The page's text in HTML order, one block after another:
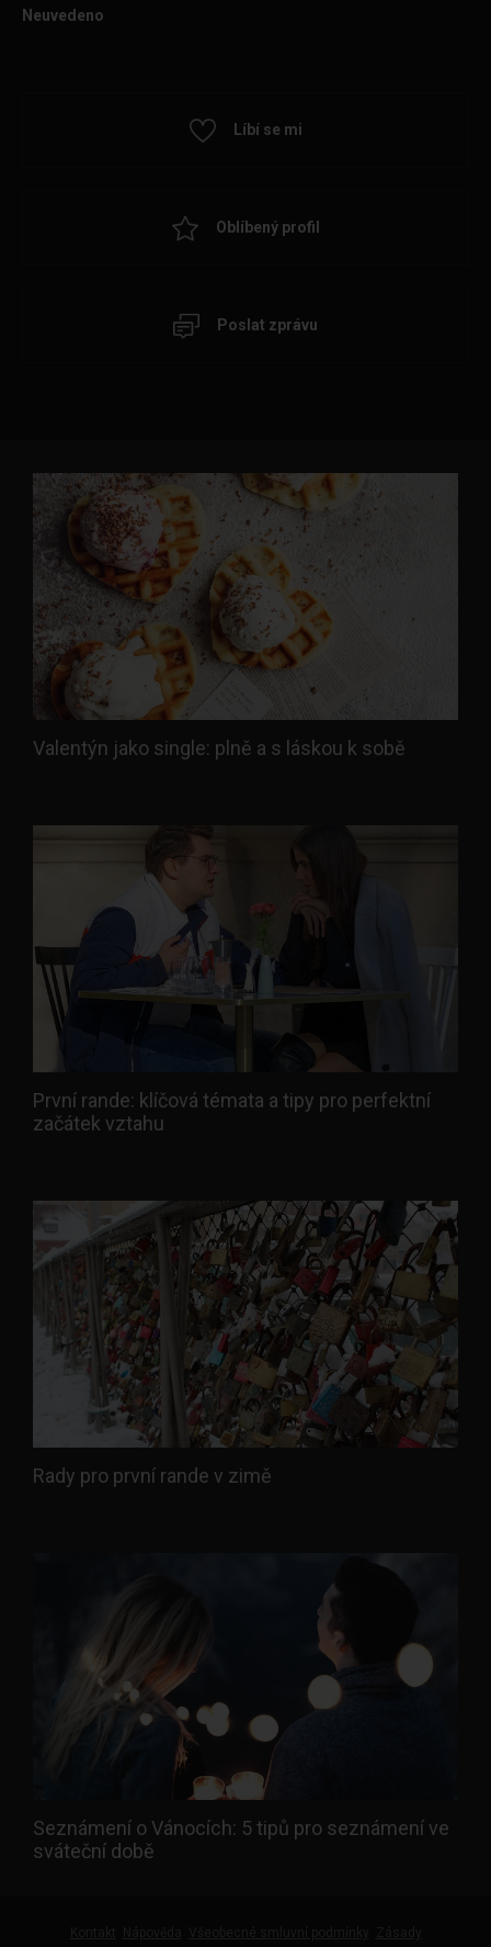
Neuvedeno
Líbí se mi
Oblíbený profil
Poslat zprávu
Valentýn jako single: plně a s láskou k sobě
První rande: klíčová témata a tipy pro perfektní
začátek vztahu
Rady pro první rande v zimě
Seznámení o Vánocích: 5 tipů pro seznámení ve
sváteční době